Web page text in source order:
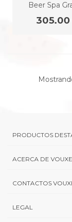
Beer Spa
PRODUCTOS
ACERCA DE
CONTACTOS
LEGAL